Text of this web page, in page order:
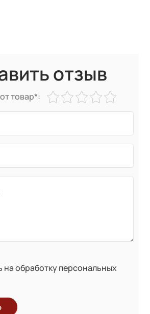
отзыв
товар*:
на обработку персональных